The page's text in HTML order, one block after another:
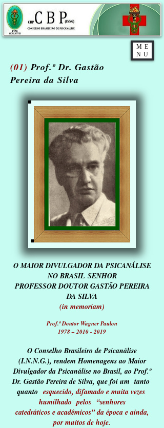
ME
NU
(01)Prof.º Dr. Gastão
Pereira da Silva
O MAIOR DIVULGADOR DA PSICANÁLISE
NO BRASIL SENHOR
PROFESSOR DOUTOR GASTÃO PEREIRA
DA SILVA
(in memoriam)
Prof.º Doutor Wagner Paulon
1978 – 2010 - 2019
O Conselho Brasileiro de Psicanálise
(I.N.N.G.), rendem Homenagens ao Maior
Divulgador da Psicanálise no Brasil, ao Prof.º
Dr. Gastão Pereira de Silva, que foi um tanto
quanto esquecido, difamado e muita vezes
humilhado pelos “senhores
catedráticos e acadêmicos” da época e ainda,
por muitos de hoje.